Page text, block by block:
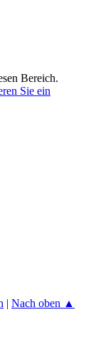
Bereich.
Sie ein
| Nach oben ▲